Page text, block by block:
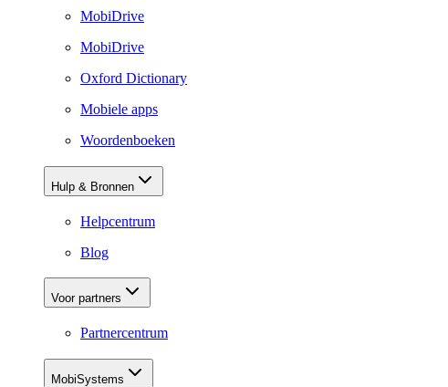
MobiDrive
MobiDrive
Oxford Dictionary
Mobiele apps
Woordenboeken
Hulp & Bronnen
Helpcentrum
Blog
Voor partners
Partnercentrum
MobiSystems